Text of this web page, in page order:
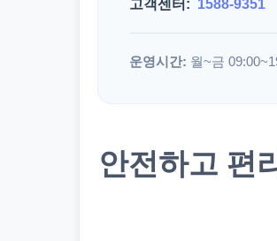
고객센터: 1588-9351
운영시간: 월~금
안전하고 편